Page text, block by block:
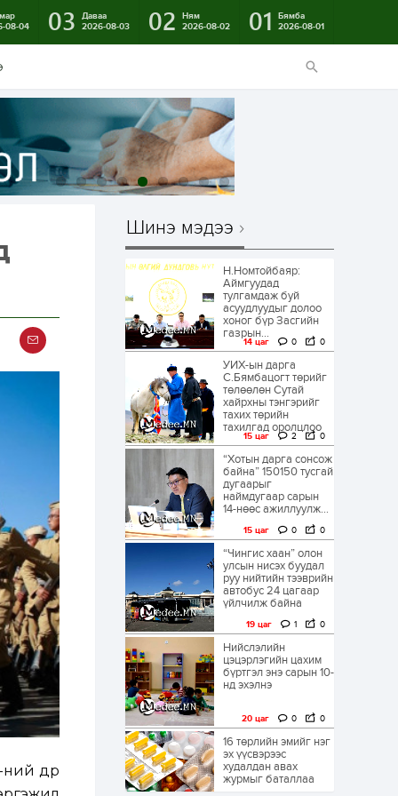
08-04
03
Даваа
2026-08-03
02
Ням
2026-08-02
01
Бямба
2026-08-01
өдөр
Шинэ мэдээ
Н.Номтойбаяр:
Аймгуудад
тулгамдаж буй
асуудлуудыг долоо
хоног бүр Засгийн
газрын...
14 цаг 0 0
УИХ-ын дарга
С.Бямбацогт төрийг
төлөөлөн Сутай
хайрхны тэнгэрийг
тахих төрийн
тахилгад оролцлоо
15 цаг 2 0
“Хотын дарга сонсож
байна” 150150 тусгай
дугаарыг
наймдугаар сарын
14-нөөс ажиллуулж...
15 цаг 0 0
“Чингис хаан” олон
улсын нисэх буудал
руу нийтийн тээврийн
автобус 24 цагаар
үйлчилж байна
19 цаг 1 0
Нийслэлийн
цэцэрлэгийн цахим
бүртгэл энэ сарын 10-
нд эхэлнэ
20 цаг 0 0
16 төрлийн эмийг нэг
эх үүсвэрээс
худалдан авах
журмыг баталлаа